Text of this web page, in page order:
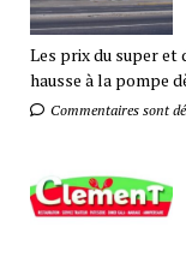
Les prix du super et
hausse à la pompe
Commentaires sont